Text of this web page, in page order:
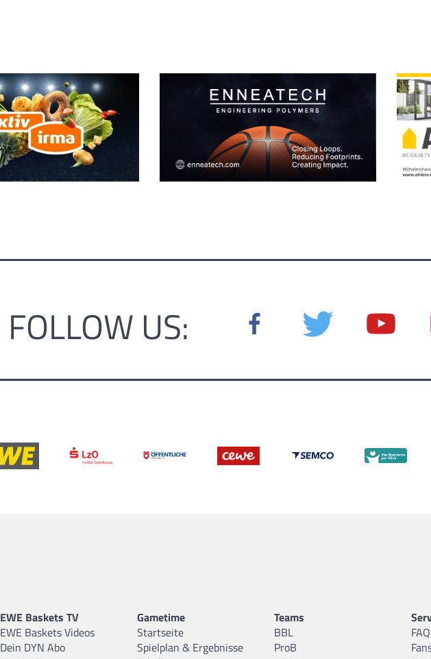
FOLLOW US:
EWE Baskets TV
EWE Baskets Videos
Dein DYN Abo
Gametime
Startseite
Spielplan & Ergebnisse
Teams
BBL
ProB
FAQ